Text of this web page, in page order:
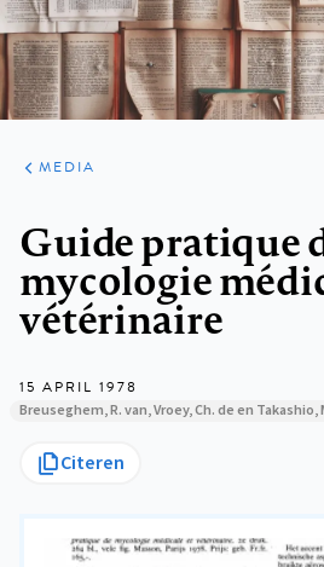
ARTIKELEN
VARIA
MEDIA
Guide pratique
mycologie
vétérinaire
15 APRIL 1978
Breuseghem, R. van, Vroey, Ch. de en Takashio,
Citeren